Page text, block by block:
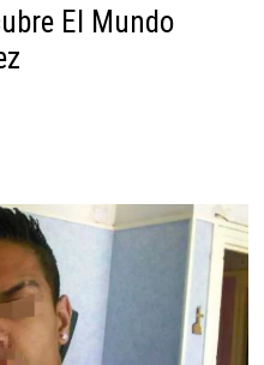
El Mundo